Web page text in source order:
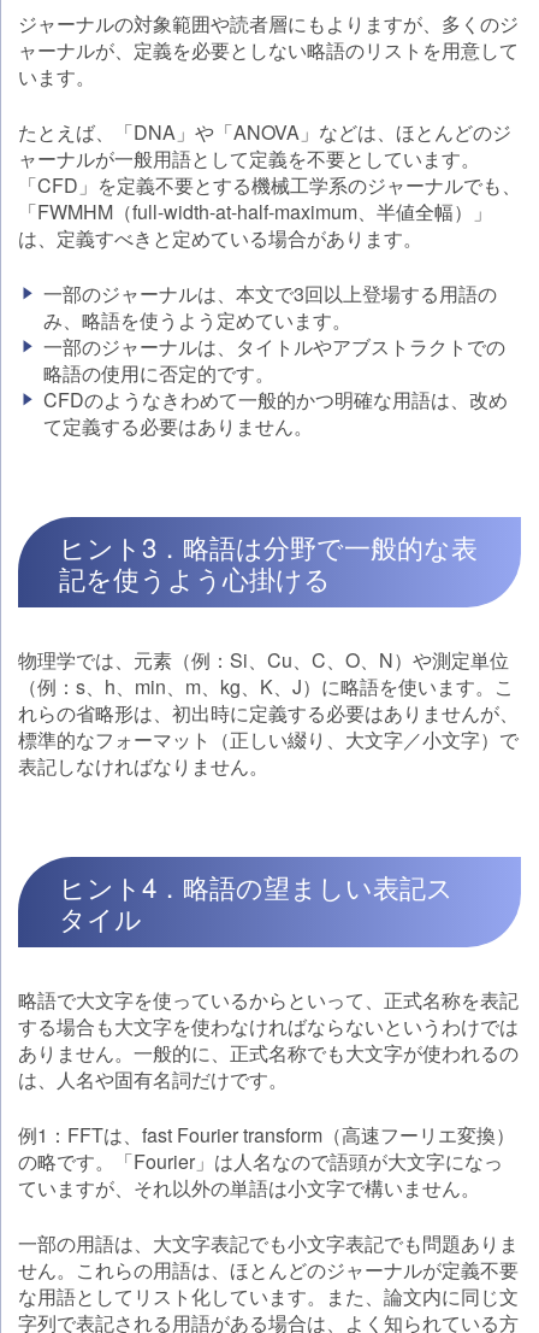
ジャーナルの対象範囲や読者層にもよりますが、多くのジ
ャーナルが、定義を必要としない略語のリストを用意して
います。
たとえば、「DNA」や「ANOVA」などは、ほとんどのジ
ャーナルが一般用語として定義を不要としています。
「CFD」を定義不要とする機械工学系のジャーナルでも、
「FWMHM（full-width-at-half-maximum、半値全幅）」
は、定義すべきと定めている場合があります。
一部のジャーナルは、本文で3回以上登場する用語の
み、略語を使うよう定めています。
一部のジャーナルは、タイトルやアブストラクトでの
略語の使用に否定的です。
CFDのようなきわめて一般的かつ明確な用語は、改め
て定義する必要はありません。
ヒント3．略語は分野で一般的な表
記を使うよう心掛ける
物理学では、元素（例：Si、Cu、C、O、N）や測定単位
（例：s、h、min、m、kg、K、J）に略語を使います。こ
れらの省略形は、初出時に定義する必要はありませんが、
標準的なフォーマット（正しい綴り、大文字／小文字）で
表記しなければなりません。
ヒント4．略語の望ましい表記ス
タイル
略語で大文字を使っているからといって、正式名称を表記
する場合も大文字を使わなければならないというわけでは
ありません。一般的に、正式名称でも大文字が使われるの
は、人名や固有名詞だけです。
例1：FFTは、fast Fourier transform（高速フーリエ変換）
の略です。「Fourier」は人名なので語頭が大文字になっ
ていますが、それ以外の単語は小文字で構いません。
一部の用語は、大文字表記でも小文字表記でも問題ありま
せん。これらの用語は、ほとんどのジャーナルが定義不要
な用語としてリスト化しています。また、論文内に同じ文
字列で表記される用語がある場合は、よく知られている方